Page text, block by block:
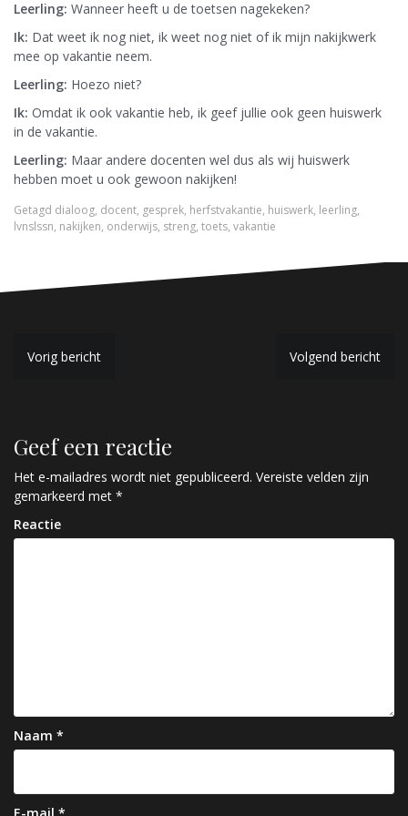
Leerling: Wanneer heeft u de toetsen nagekeken?
Ik: Dat weet ik nog niet, ik weet nog niet of ik mijn nakijkwerk
mee op vakantie neem.
Leerling: Hoezo niet?
Ik: Omdat ik ook vakantie heb, ik geef jullie ook geen huiswerk
in de vakantie.
Leerling: Maar andere docenten wel dus als wij huiswerk
hebben moet u ook gewoon nakijken!
Getagd dialoog, docent, gesprek, herfstvakantie, huiswerk, leerling,
lvnslssn, nakijken, onderwijs, streng, toets, vakantie
B
i
c
h
t
a
t
i
Vorig bericht Volgend bericht
Geef een reactie
Het e-mailadres wordt niet gepubliceerd. Vereiste velden zijn
gemarkeerd met *
Reactie
Naam *
E-mail *